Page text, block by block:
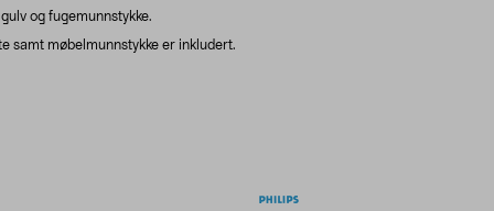
og fugemunnstykke.
samt møbelmunnstykke er inkludert.